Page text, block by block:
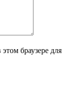
браузере для